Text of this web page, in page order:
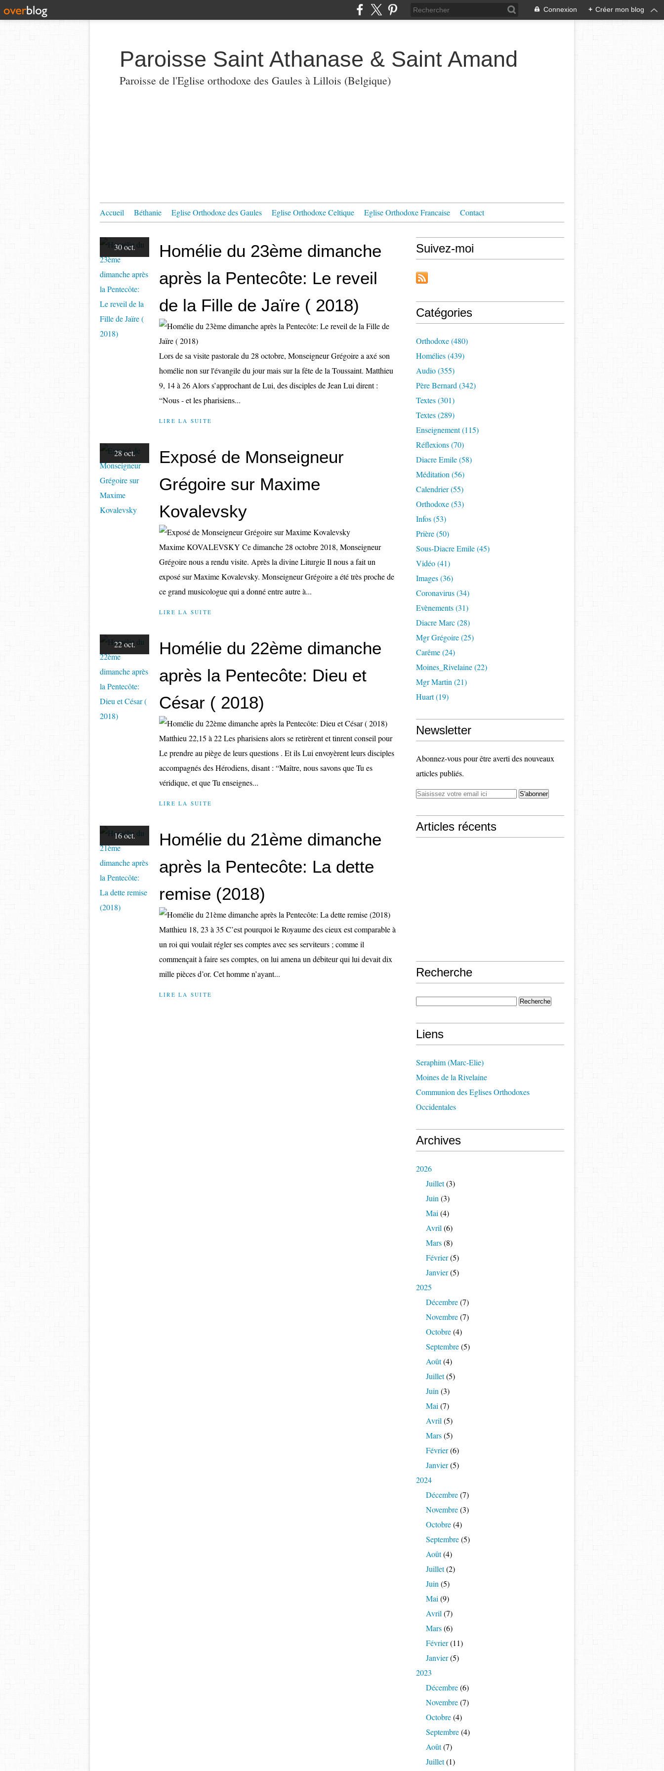
Connexion + Créer mon blog
Paroisse Saint Athanase & Saint Amand
Paroisse de l'Eglise orthodoxe des Gaules à Lillois (Belgique)
Accueil Béthanie Eglise Orthodoxe des Gaules Eglise Orthodoxe Celtique Eglise Orthodoxe Francaise Contact
30 oct.
Homélie du 23ème dimanche
après la Pentecôte: Le reveil
de la Fille de Jaïre ( 2018)
Lors de sa visite pastorale du 28 octobre, Monseigneur Grégoire a axé son
homélie non sur l'évangile du jour mais sur la fête de la Toussaint. Matthieu
9, 14 à 26 Alors s’approchant de Lui, des disciples de Jean Lui dirent :
“Nous - et les pharisiens...
LIRE LA SUITE
28 oct.
Exposé de Monseigneur
Grégoire sur Maxime
Kovalevsky
Maxime KOVALEVSKY Ce dimanche 28 octobre 2018, Monseigneur
Grégoire nous a rendu visite. Après la divine Liturgie Il nous a fait un
exposé sur Maxime Kovalevsky. Monseigneur Grégoire a été très proche de
ce grand musicologue qui a donné entre autre à...
LIRE LA SUITE
22 oct.
Homélie du 22ème dimanche
après la Pentecôte: Dieu et
César ( 2018)
Matthieu 22,15 à 22 Les pharisiens alors se retirèrent et tinrent conseil pour
Le prendre au piège de leurs questions . Et ils Lui envoyèrent leurs disciples
accompagnés des Hérodiens, disant : “Maître, nous savons que Tu es
véridique, et que Tu enseignes...
LIRE LA SUITE
16 oct.
Homélie du 21ème dimanche
après la Pentecôte: La dette
remise (2018)
Matthieu 18, 23 à 35 C’est pourquoi le Royaume des cieux est comparable à
un roi qui voulait régler ses comptes avec ses serviteurs ; comme il
commençait à faire ses comptes, on lui amena un débiteur qui lui devait dix
mille pièces d’or. Cet homme n’ayant...
LIRE LA SUITE
Suivez-moi
Catégories
Orthodoxe (480)
Homélies (439)
Audio (355)
Père Bernard (342)
Textes (301)
Textes (289)
Enseignement (115)
Réflexions (70)
Diacre Emile (58)
Méditation (56)
Calendrier (55)
Orthodoxe (53)
Infos (53)
Prière (50)
Sous-Diacre Emile (45)
Vidéo (41)
Images (36)
Coronavirus (34)
Evènements (31)
Diacre Marc (28)
Mgr Grégoire (25)
Carême (24)
Moines_Rivelaine (22)
Mgr Martin (21)
Huart (19)
Newsletter
Abonnez-vous pour être averti des nouveaux
articles publiés.
Articles récents
Recherche
Liens
Seraphim (Marc-Elie)
Moines de la Rivelaine
Communion des Eglises Orthodoxes
Occidentales
Archives
2026
Juillet(3)
Juin (3)
Mai (4)
Avril (6)
Mars(8)
Février(5)
Janvier(5)
2025
Décembre(7)
Novembre(7)
Octobre(4)
Septembre(5)
Août(4)
Juillet(5)
Juin (3)
Mai (7)
Avril (5)
Mars(5)
Février(6)
Janvier(5)
2024
Décembre(7)
Novembre(3)
Octobre(4)
Septembre(5)
Août(4)
Juillet(2)
Juin (5)
Mai (9)
Avril (7)
Mars(6)
Février(11)
Janvier(5)
2023
Décembre(6)
Novembre(7)
Octobre(4)
Septembre(4)
Août(7)
Juillet(1)